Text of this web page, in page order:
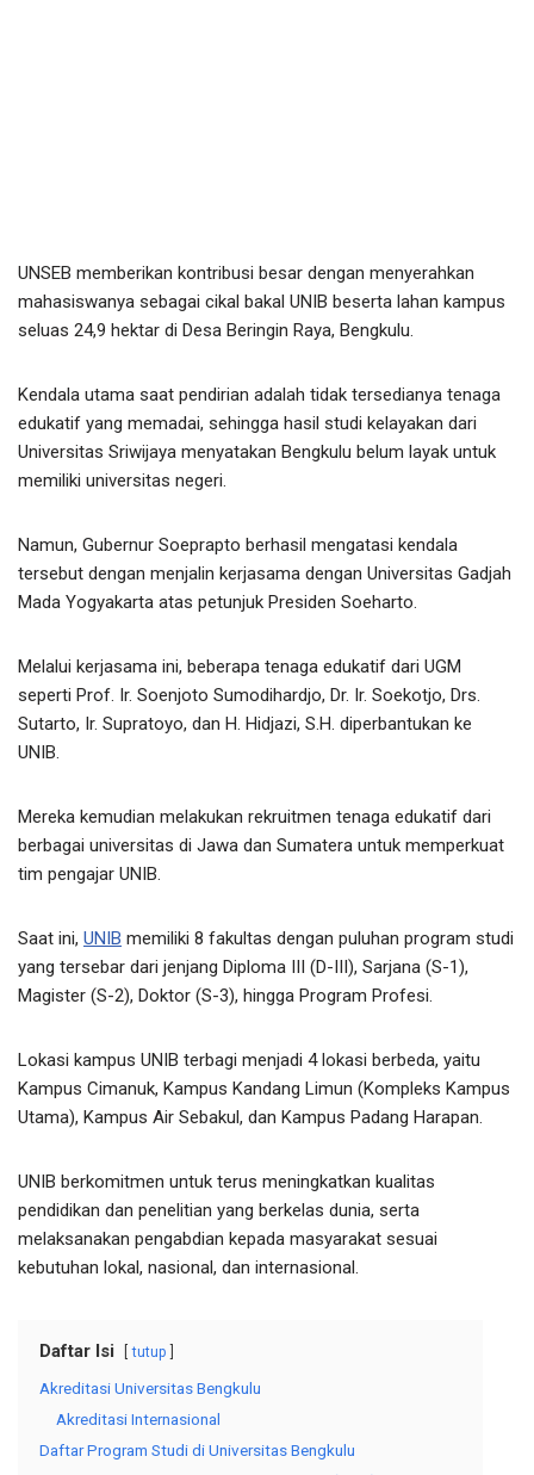
UNSEB memberikan kontribusi besar dengan menyerahkan
mahasiswanya sebagai cikal bakal UNIB beserta lahan kampus
seluas 24,9 hektar di Desa Beringin Raya, Bengkulu.
Kendala utama saat pendirian adalah tidak tersedianya tenaga
edukatif yang memadai, sehingga hasil studi kelayakan dari
Universitas Sriwijaya menyatakan Bengkulu belum layak untuk
memiliki universitas negeri.
Namun, Gubernur Soeprapto berhasil mengatasi kendala
tersebut dengan menjalin kerjasama dengan Universitas Gadjah
Mada Yogyakarta atas petunjuk Presiden Soeharto.
Melalui kerjasama ini, beberapa tenaga edukatif dari UGM
seperti Prof. Ir. Soenjoto Sumodihardjo, Dr. Ir. Soekotjo, Drs.
Sutarto, Ir. Supratoyo, dan H. Hidjazi, S.H. diperbantukan ke
UNIB.
Mereka kemudian melakukan rekruitmen tenaga edukatif dari
berbagai universitas di Jawa dan Sumatera untuk memperkuat
tim pengajar UNIB.
Saat ini, UNIB memiliki 8 fakultas dengan puluhan program studi
yang tersebar dari jenjang Diploma III (D-III), Sarjana (S-1),
Magister (S-2), Doktor (S-3), hingga Program Profesi.
Lokasi kampus UNIB terbagi menjadi 4 lokasi berbeda, yaitu
Kampus Cimanuk, Kampus Kandang Limun (Kompleks Kampus
Utama), Kampus Air Sebakul, dan Kampus Padang Harapan.
UNIB berkomitmen untuk terus meningkatkan kualitas
pendidikan dan penelitian yang berkelas dunia, serta
melaksanakan pengabdian kepada masyarakat sesuai
kebutuhan lokal, nasional, dan internasional.
Daftar Isi tutup
Akreditasi Universitas Bengkulu
Akreditasi Internasional
Daftar Program Studi di Universitas Bengkulu